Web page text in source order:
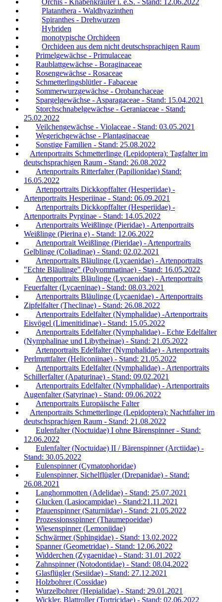
Orchis - Knabenkräuter i. e.S. - Stand: 12.06.2022
Platanthera - Waldhyazinthen
Spiranthes - Drehwurzen
Hybriden
monotypische Orchideen
Orchideen aus dem nicht deutschsprachigen Raum
Primelgewächse - Primulaceae
Raublattgewächse - Boraginaceae
Rosengewächse - Rosaceae
Schmetterlingsblütler - Fabaceae
Sommerwurzgewächse - Orobanchaceae
Spargelgewächse - Asparagaceae - Stand: 15.04.2021
Storchschnabelgewächse - Geraniaceae - Stand:
25.02.2022
Veilchengewächse - Violaceae - Stand: 03.05.2021
Wegerichgewächse - Plantaginaceae
Sonstige Familien - Stand: 25.08.2022
Artenportraits Schmetterlinge (Lepidoptera): Tagfalter im
deutschsprachigen Raum - Stand: 26.08.2022
Artenportraits Ritterfalter (Papilionidae) Stand:
16.05.2022
Artenportraits Dickkopffalter (Hesperiidae) -
Artenportraits Hesperiinae - Stand: 06.09.2021
Artenportraits Dickkopffalter (Hesperiidae) -
Artenportraits Pyrginae - Stand: 14.05.2022
Artenportraits Weißlinge (Pieridae) - Artenportraits
Weißlinge (Pierina e) - Stand: 12.06.2022
Artenportrait Weißlinge (Pieridae) - Artenportraits
Gelblinge (Coliadinae) - Stand: 02.02.2021
Artenportraits Bläulinge (Lycaenidae) - Artenportraits
"Echte Bläulinge" (Polyommatinae) - Stand: 16.05.2022
Artenportraits Bläulinge (Lycaenidae) - Artenportraits
Feuerfalter (Lycaeninae) - Stand: 08.03.2021
Artenportraits Bläulinge (Lycaenidae) - Artenportraits
Zipfelfalter (Theclinae) - Stand: 26.08.2022
Artenportraits Edelfalter (Nymphalidae) -Artenportraits
Eisvögel (Limenitidinae) - Stand: 15.05.2022
Artenportraits Edelfalter (Nymphalidae) - Echte Edelfalter
(Nymphalinae und Libytheinae) - Stand: 21.05.2022
Artenportraits Edelfalter (Nymphalidae) - Artenportraits
Perlmuttfalter (Heliconiinae) - Stand: 21.05.2022
Artenportraits Edelfalter (Nymphalidae) - Artenportraits
Schillerfalter (Apaturinae) - Stand: 09.02.2021
Artenportraits Edelfalter (Nymphalidae) - Artenportraits
Augenfalter (Satyrinae) - Stand: 09.06.2022
Artenportraits Europäische Falter
Artenportraits Schmetterlinge (Lepidoptera): Nachtfalter im
deutschsprachigen Raum - Stand: 21.08.2022
Eulenfalter (Noctuidae) I ohne Bärenspinner - Stand:
12.06.2022
Eulenfalter (Noctuidae) II / Bärenspinner (Arctiidae) -
Stand: 30.05.2022
Eulenspinner (Cymatophoridae)
Eulenspinner, Sichelflügler (Drepanidae) - Stand:
26.08.2021
Langhornmotten (Adelidae) - Stand: 25.07.2021
Glucken (Lasiocampidae) - Stand:21.11.2021
Pfauenspinner (Saturniidae) - Stand: 21.05.2022
Prozessionsspinner (Thaumepoeidae)
Wiesenspinner (Lemoniidae)
Schwärmer (Sphingidae) - Stand: 13.02.2022
Spanner (Geometridae) - Stand: 12.06.2022
Widderchen (Zygaenidae) - Stand: 31.01.2022
Zahnspinner (Notodontidae) - Stand: 08.04.2022
Glasflügler (Sesiidae) - Stand: 27.12.2021
Holzbohrer (Cossidae)
Wurzelbohrer (Hepialidae) - Stand: 29.01.2021
Wickler, Blattroller (Tortricidae) - Stand: 02.06.2022